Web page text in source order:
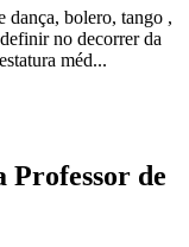
dança, bolero, tango ,
no decorrer da
méd...
Professor de